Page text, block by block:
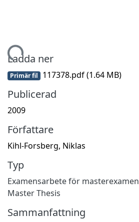
Ladda ner
Primär fil 117378.pdf(1.64 MB)
Publicerad
2009
Författare
Kihl-Forsberg, Niklas
Typ
Examensarbete för masterexamen
Master Thesis
Sammanfattning